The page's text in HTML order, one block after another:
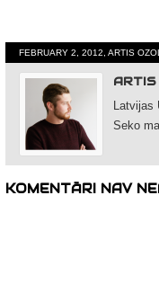
FEBRUARY 2, 2012, ARTIS
ARTIS
Latvijas
Seko
KOMENTĀRI NAV